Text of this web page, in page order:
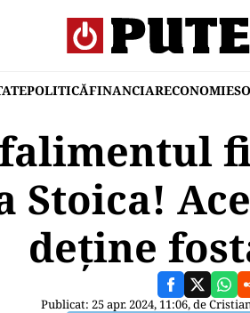
POLITICĂFINANCIARECONOMIE
falimentul
Stoica!
deține
Publicat: 25 apr. 2024, 11:06, de